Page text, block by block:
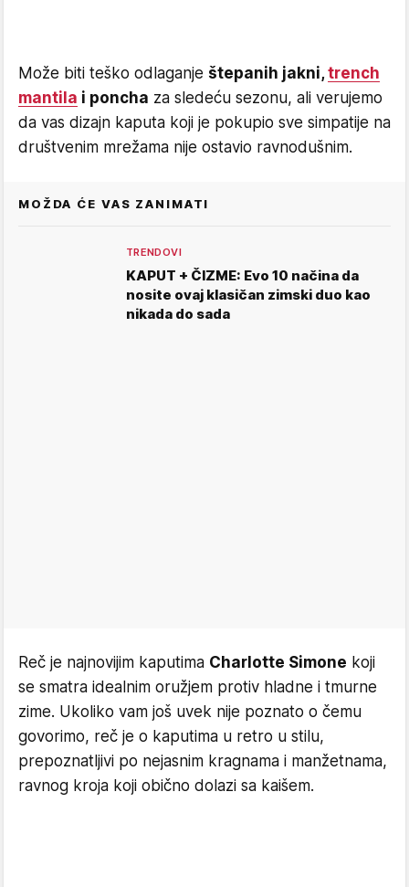
Može biti teško odlaganje štepanih jakni,trench
mantila i poncha za sledeću sezonu, ali verujemo
da vas dizajn kaputa koji je pokupio sve simpatije na
društvenim mrežama nije ostavio ravnodušnim.
MOŽDA ĆE VAS ZANIMATI
TRENDOVI
KAPUT + ČIZME: Evo 10 načina da
nosite ovaj klasičan zimski duo kao
nikada do sada
Reč je najnovijim kaputima Charlotte Simone koji
se smatra idealnim oružjem protiv hladne i tmurne
zime. Ukoliko vam još uvek nije poznato o čemu
govorimo, reč je o kaputima u retro u stilu,
prepoznatljivi po nejasnim kragnama i manžetnama,
ravnog kroja koji obično dolazi sa kaišem.